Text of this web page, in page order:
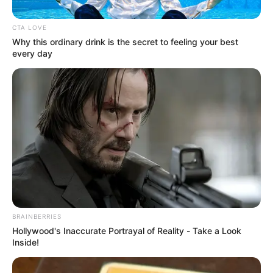
Soldados colombianos montan guardia durante la
presentación de un batallón urbano.
Por:Charlyn García Vélez
CTA LOVE
Why this ordinary drink is the secret to feeling your best
every day
BRAINBERRIES
Hollywood's Inaccurate Portrayal of Reality - Take a Look
Inside!